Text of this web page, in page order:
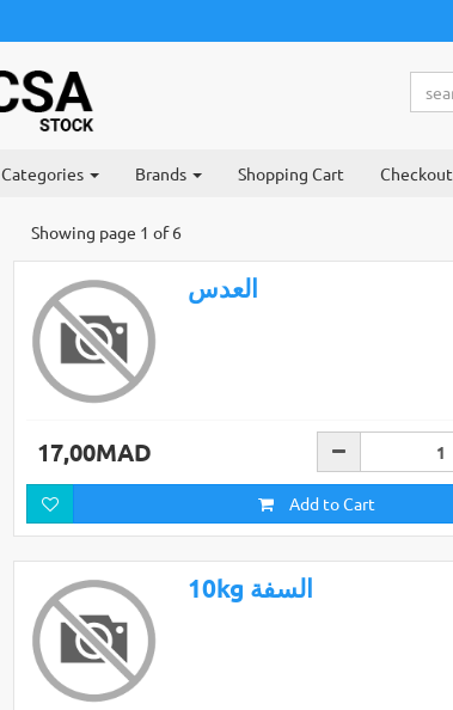
Categories Brands Shopping Cart Checkout
Showing page 1 of 6
العدس
17,00MAD
Add to Cart
10kg السفة